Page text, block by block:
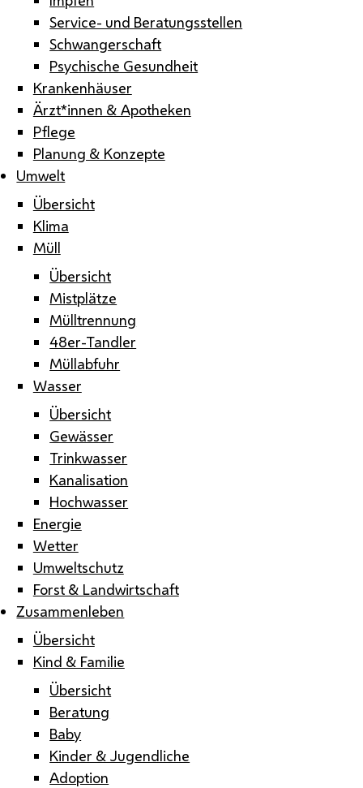
Service- und Beratungsstellen
Schwangerschaft
Psychische Gesundheit
Krankenhäuser
Ärzt*innen & Apotheken
Pflege
Planung & Konzepte
Umwelt
Übersicht
Klima
Müll
Übersicht
Mistplätze
Mülltrennung
48er-Tandler
Müllabfuhr
Wasser
Übersicht
Gewässer
Trinkwasser
Kanalisation
Hochwasser
Energie
Wetter
Umweltschutz
Forst & Landwirtschaft
Zusammenleben
Übersicht
Kind & Familie
Übersicht
Beratung
Baby
Kinder & Jugendliche
Adoption